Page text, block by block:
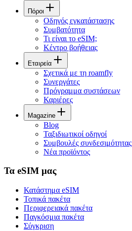
Πόροι
Οδηγός εγκατάστασης
Συμβατότητα
Τι είναι το eSIM;
Κέντρο βοήθειας
Εταιρεία
Σχετικά με τη roamfly
Συνεργάτες
Πρόγραμμα συστάσεων
Καριέρες
Magazine
Blog
Ταξιδιωτικοί οδηγοί
Συμβουλές συνδεσιμότητας
Νέα προϊόντος
Τα eSIM μας
Κατάστημα eSIM
Τοπικά πακέτα
Περιφερειακά πακέτα
Παγκόσμια πακέτα
Σύγκριση